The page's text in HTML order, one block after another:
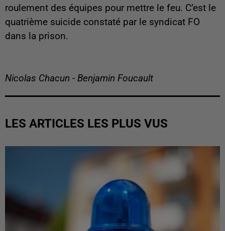
roulement des équipes pour mettre le feu. C’est le
quatrième suicide constaté par le syndicat FO
dans la prison.
Nicolas Chacun - Benjamin Foucault
LES ARTICLES LES PLUS VUS